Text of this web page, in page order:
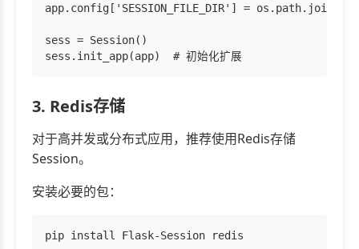
app.config['SESSION_FILE_DIR'] =
sess = Session()
3. Redis存储
对于高并发或分布式应用，推荐使用Redis存储
Session。
安装必要的包：